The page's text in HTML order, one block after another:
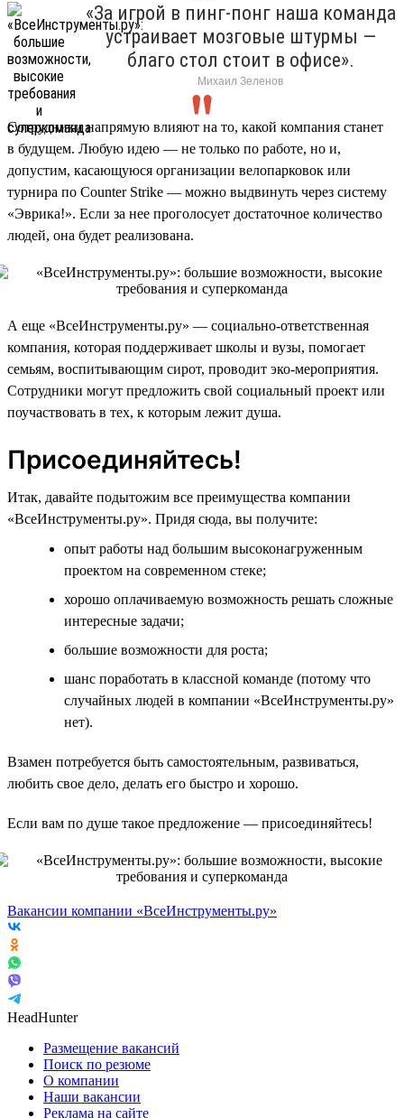
«За игрой в пинг-понг наша команда
устраивает мозговые штурмы —
благо стол стоит в офисе».
Михаил Зеленов
Сотрудники напрямую влияют на то, какой компания станет
в будущем. Любую идею — не только по работе, но и,
допустим, касающуюся организации велопарковок или
турнира по Counter Strike — можно выдвинуть через систему
«Эврика!». Если за нее проголосует достаточное количество
людей, она будет реализована.
А еще «ВсеИнструменты.ру» — социально-ответственная
компания, которая поддерживает школы и вузы, помогает
семьям, воспитывающим сирот, проводит эко-мероприятия.
Сотрудники могут предложить свой социальный проект или
поучаствовать в тех, к которым лежит душа.
Присоединяйтесь!
Итак, давайте подытожим все преимущества компании
«ВсеИнструменты.ру». Придя сюда, вы получите:
опыт работы над большим высоконагруженным
проектом на современном стеке;
хорошо оплачиваемую возможность решать сложные
интересные задачи;
большие возможности для роста;
шанс поработать в классной команде (потому что
случайных людей в компании «ВсеИнструменты.ру»
нет).
Взамен потребуется быть самостоятельным, развиваться,
любить свое дело, делать его быстро и хорошо.
Если вам по душе такое предложение — присоединяйтесь!
Вакансии компании «ВсеИнструменты.ру»
HeadHunter
Размещение вакансий
Поиск по резюме
О компании
Наши вакансии
Реклама на сайте